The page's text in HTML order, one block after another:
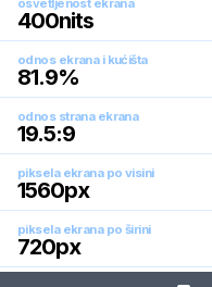
osvetljenost ekrana
400nits
odnos ekrana i kućišta
81.9%
odnos strana ekrana
19.5:9
piksela ekrana po visini
1560px
piksela ekrana po širini
720px